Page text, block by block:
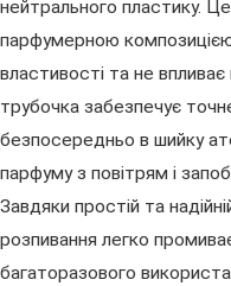
нейтрального пластику.
парфумерною
властивості та не
трубочка забезпечує
безпосередньо в шийку
парфуму з повітрям і
Завдяки простій та
розпивання легко
багаторазового